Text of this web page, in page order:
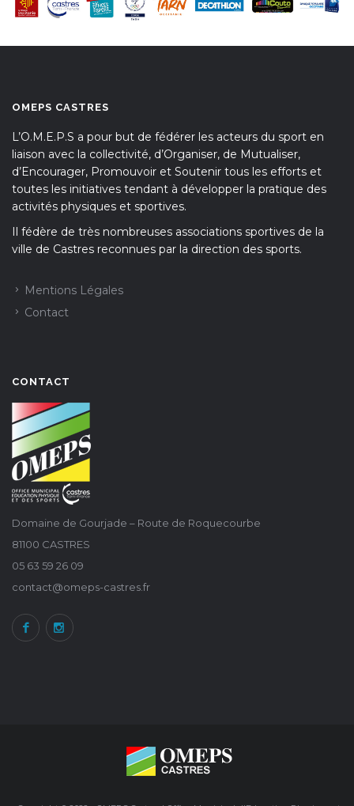
OMEPS CASTRES
L’O.M.E.P.S a pour but de fédérer les acteurs du sport en
liaison avec la collectivité, d’Organiser, de Mutualiser,
d’Encourager, Promouvoir et Soutenir tous les efforts et
toutes les initiatives tendant à développer la pratique des
activités physiques et sportives.
Il fédère de très nombreuses associations sportives de la
ville de Castres reconnues par la direction des sports.
Mentions Légales
Contact
CONTACT
Domaine de Gourjade – Route de Roquecourbe
81100 CASTRES
05 63 59 26 09
contact@omeps-castres.fr